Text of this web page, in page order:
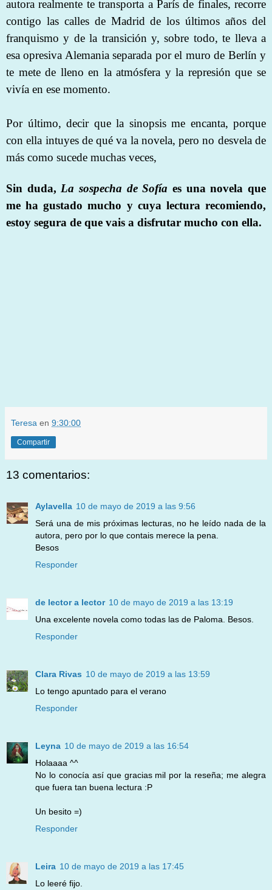
autora realmente te transporta a París de finales, recorre
contigo las calles de Madrid de los últimos años del
franquismo y de la transición y, sobre todo, te lleva a
esa opresiva Alemania separada por el muro de Berlín y
te mete de lleno en la atmósfera y la represión que se
vivía en ese momento.
Por último, decir que la sinopsis me encanta, porque
con ella intuyes de qué va la novela, pero no desvela de
más como sucede muchas veces,
Sin duda, La sospecha de Sofía es una novela que
me ha gustado mucho y cuya lectura recomiendo,
estoy segura de que vais a disfrutar mucho con ella.
Teresa en 9:30:00
Compartir
13 comentarios:
Aylavella 10 de mayo de 2019 a las 9:56
Será una de mis próximas lecturas, no he leído nada de la
autora, pero por lo que contais merece la pena.
Besos
Responder
de lector a lector 10 de mayo de 2019 a las 13:19
Una excelente novela como todas las de Paloma. Besos.
Responder
Clara Rivas 10 de mayo de 2019 a las 13:59
Lo tengo apuntado para el verano
Responder
Leyna 10 de mayo de 2019 a las 16:54
Holaaaa ^^
No lo conocía así que gracias mil por la reseña; me alegra
que fuera tan buena lectura :P
Un besito =)
Responder
Leira 10 de mayo de 2019 a las 17:45
Lo leeré fijo.